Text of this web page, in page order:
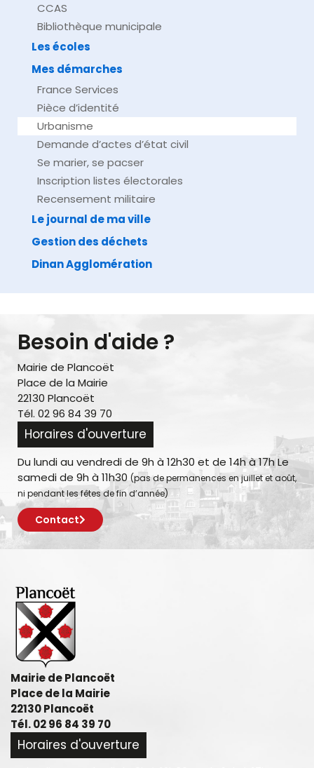
CCAS
Bibliothèque municipale
Les écoles
Mes démarches
France Services
Pièce d’identité
Urbanisme
Demande d’actes d’état civil
Se marier, se pacser
Inscription listes électorales
Recensement militaire
Le journal de ma ville
Gestion des déchets
Dinan Agglomération
Besoin d'aide ?
Mairie de Plancoët
Place de la Mairie
22130 Plancoët
Tél. 02 96 84 39 70
Horaires d'ouverture
Du lundi au vendredi de 9h à 12h30 et de 14h à 17h Le
samedi de 9h à 11h30 (pas de permanences en juillet et août,
ni pendant les fêtes de fin d’année)
Contact
Mairie de Plancoët
Place de la Mairie
22130 Plancoët
Tél. 02 96 84 39 70
Horaires d'ouverture